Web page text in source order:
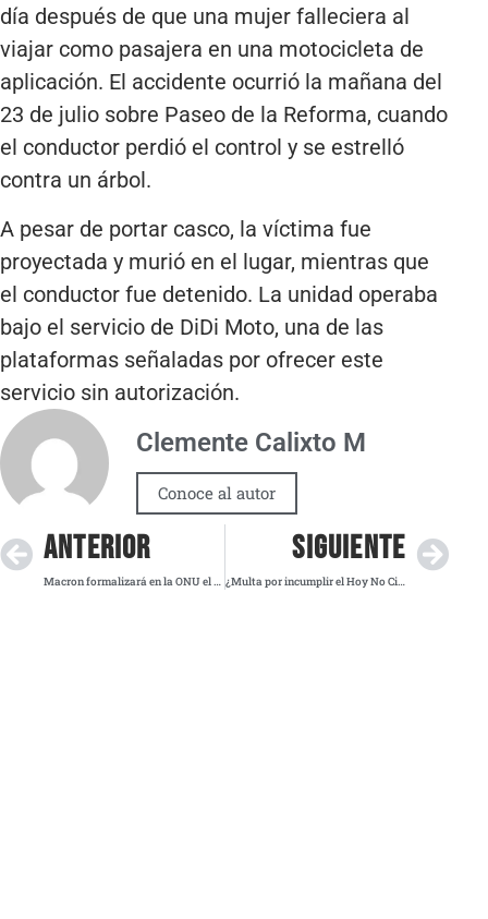
día después de que una mujer falleciera al
viajar como pasajera en una motocicleta de
aplicación. El accidente ocurrió la mañana del
23 de julio sobre Paseo de la Reforma, cuando
el conductor perdió el control y se estrelló
contra un árbol.
A pesar de portar casco, la víctima fue
proyectada y murió en el lugar, mientras que
el conductor fue detenido. La unidad operaba
bajo el servicio de DiDi Moto, una de las
plataformas señaladas por ofrecer este
servicio sin autorización.
Clemente Calixto M
Conoce al autor
ANTERIOR
Macron formalizará en la ONU el reconocimiento del Estado de Palestina
SIGUIENTE
¿Multa por incumplir el Hoy No Circula? Evita sanciones, checa si tu auto circula este viernes